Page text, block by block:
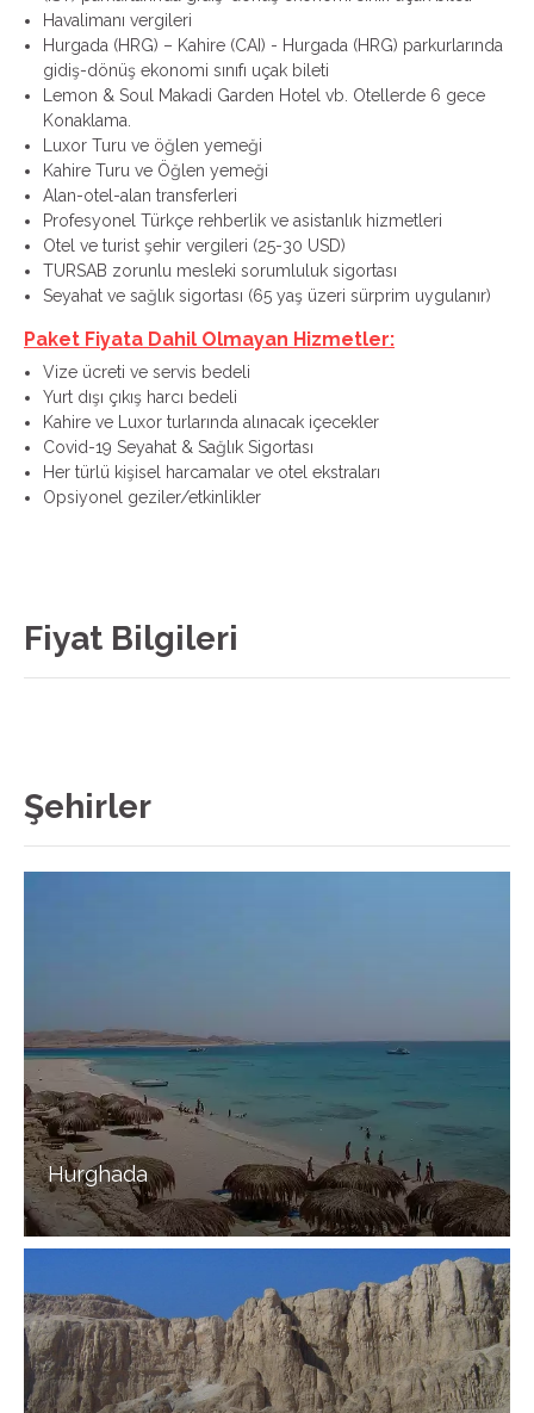
Havalimanı vergileri
Hurgada (HRG) – Kahire (CAI) - Hurgada (HRG) parkurlarında
gidiş-dönüş ekonomi sınıfı uçak bileti
Lemon & Soul Makadi Garden Hotel vb. Otellerde 6 gece
Konaklama.
Luxor Turu ve öğlen yemeği
Kahire Turu ve Öğlen yemeği
Alan-otel-alan transferleri
Profesyonel Türkçe rehberlik ve asistanlık hizmetleri
Otel ve turist şehir vergileri (25-30 USD)
TURSAB zorunlu mesleki sorumluluk sigortası
Seyahat ve sağlık sigortası (65 yaş üzeri sürprim uygulanır)
Paket Fiyata Dahil Olmayan Hizmetler:
Vize ücreti ve servis bedeli
Yurt dışı çıkış harcı bedeli
Kahire ve Luxor turlarında alınacak içecekler
Covid-19 Seyahat & Sağlık Sigortası
Her türlü kişisel harcamalar ve otel ekstraları
Opsiyonel geziler/etkinlikler
Fiyat Bilgileri
Şehirler
Hurghada